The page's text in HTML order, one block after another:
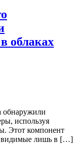
облаках
обнаружили
используя
Этот компонент
видимые лишь в […]